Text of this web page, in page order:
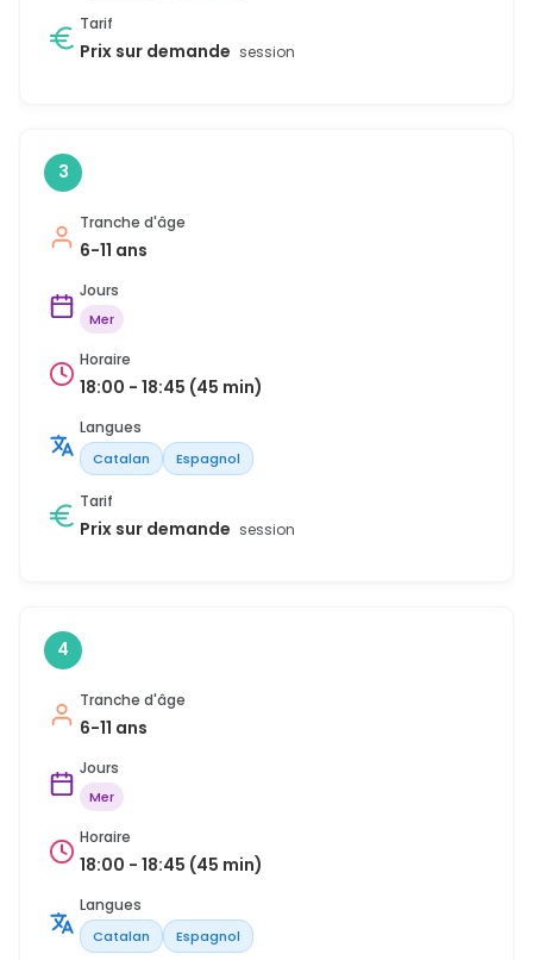
Tarif
Prix sur demande session
3
Tranche d'âge
6-11 ans
Jours
Mer
Horaire
18:00 - 18:45 (45 min)
Langues
Catalan Espagnol
Tarif
Prix sur demande session
4
Tranche d'âge
6-11 ans
Jours
Mer
Horaire
18:00 - 18:45 (45 min)
Langues
Catalan Espagnol